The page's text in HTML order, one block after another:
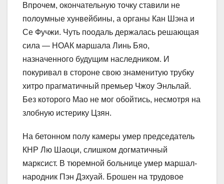
Впрочем, окончательную точку ставили не
полоумные хунвейбины, а органы Кан Шэна и
Се Фучжи. Чуть поодаль держалась решающая
сила — НОАК маршала Линь Бяо,
назначенного будущим наследником. И
покуривал в стороне свою знаменитую трубку
хитро прагматичный премьер Чжоу Энльлай.
Без которого Мао не мог обойтись, несмотря на
злобную истерику Цзян.
На бетонном полу камеры умер председатель
КНР Лю Шаоци, слишком догматичный
марксист. В тюремной больнице умер маршал-
народник Пэн Дэхуай. Брошен на трудовое